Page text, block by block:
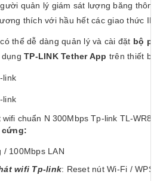
quản lý giám sát lượng băng
thích với hầu hết các giao thức
thể dễ dàng quản lý và cài đặt bộ
TP-LINKTether App trên thiết bị
chuẩn N 300Mbps Tp-link TL-
cứng:
/ 100Mbps LAN
wifi Tp-link: Reset nút Wi-Fi / WPS